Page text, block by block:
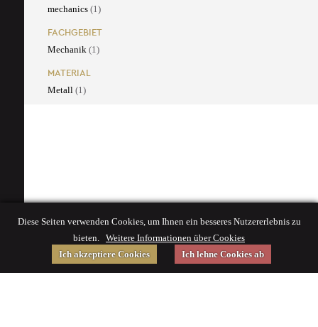
mechanics (1)
FACHGEBIET
Mechanik (1)
MATERIAL
Metall (1)
Diese Seiten verwenden Cookies, um Ihnen ein besseres Nutzererlebnis zu
bieten. Weitere Informationen über Cookies
Ich akzeptiere Cookies
Ich lehne Cookies ab